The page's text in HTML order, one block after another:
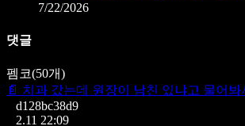
7/22/2026
댓글
펨코(50개)
📄 치과 갔는데 원장이 남친 있냐고 물어봐
d128bc38d9
2.11 22:09